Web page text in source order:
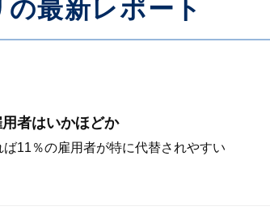
最新レポート
者はいかほどか
11％の雇用者が特に代替されやすい